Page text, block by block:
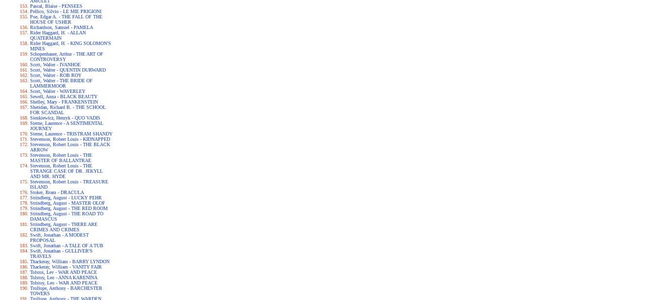
Pascal, Blaise - PENSEES
Pellico, Silvio - LE MIE PRIGIONI
Poe, Edgar A. - THE FALL OF THE
HOUSE OF USHER
Richardson, Samuel - PAMELA
Rider Haggard, H. - ALLAN
QUATERMAIN
Rider Haggard, H. - KING SOLOMON'S
MINES
Schopenhauer, Arthur - THE ART OF
CONTROVERSY
Scott, Walter - IVANHOE
Scott, Walter - QUENTIN DURWARD
Scott, Walter - ROB ROY
Scott, Walter - THE BRIDE OF
LAMMERMOOR
Scott, Walter - WAVERLEY
Sewell, Anna - BLACK BEAUTY
Shelley, Mary - FRANKENSTEIN
Sheridan, Richard B. - THE SCHOOL
FOR SCANDAL
Sienkiewicz, Henryk - QUO VADIS
Sterne, Laurence - A SENTIMENTAL
JOURNEY
Sterne, Laurence - TRISTRAM SHANDY
Stevenson, Robert Louis - KIDNAPPED
Stevenson, Robert Louis - THE BLACK
ARROW
Stevenson, Robert Louis - THE
MASTER OF BALLANTRAE
Stevenson, Robert Louis - THE
STRANGE CASE OF DR. JEKYLL
AND MR. HYDE
Stevenson, Robert Louis - TREASURE
ISLAND
Stoker, Bram - DRACULA
Strindberg, August - LUCKY PEHR
Strindberg, August - MASTER OLOF
Strindberg, August - THE RED ROOM
Strindberg, August - THE ROAD TO
DAMASCUS
Strindberg, August - THERE ARE
CRIMES AND CRIMES
Swift, Jonathan - A MODEST
PROPOSAL
Swift, Jonathan - A TALE OF A TUB
Swift, Jonathan - GULLIVER'S
TRAVELS
Thackeray, William - BARRY LYNDON
Thackeray, William - VANITY FAIR
Tolstoi, Lev - WAR AND PEACE
Tolstoy, Leo - ANNA KARENINA
Tolstoy, Leo - WAR AND PEACE
Trollope, Anthony - BARCHESTER
TOWERS
Trollope, Anthony - THE WARDEN